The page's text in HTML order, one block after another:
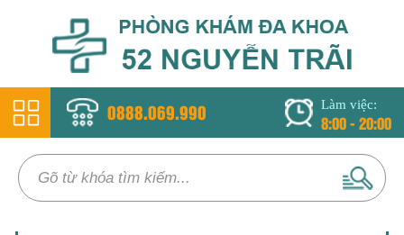
0888.069.990 Làm việc:
8:00 - 20:00